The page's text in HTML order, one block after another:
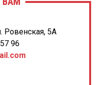
Ровенская, 5А
96